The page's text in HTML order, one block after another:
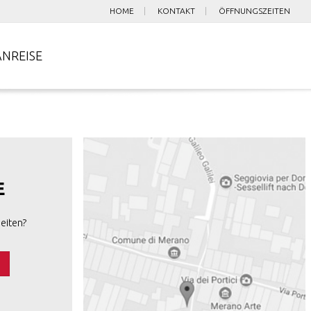
HOME KONTAKT ÖFFNUNGSZEITEN